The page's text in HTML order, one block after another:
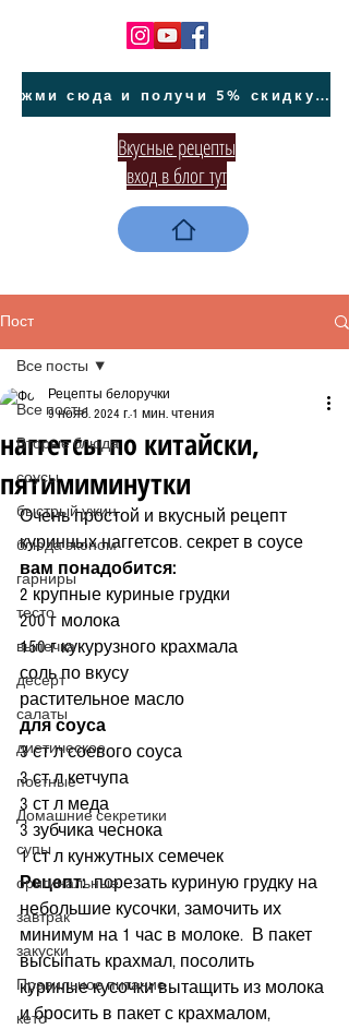
жми сюда и получи 5% скидку на покупку авто на Кипре и автообслуживание
Вкусные рецепты
вход в блог тут
Пост
Все посты
Вторые блюда
соусы
быстрый ужин
блюда эконом
гарниры
тесто
выпечка
десерт
салаты
диетическое
постные
Домашние секретики
супы
оригинальные
завтрак
закуски
Правильное питание
кето
Все посты
наггетсы по китайски,
пятимиминутки
Рецепты белоручки
9 нояб. 2024 г. 1 мин. чтения
Очень простой и вкусный рецепт
куринных наггетсов. секрет в соусе
вам понадобится:
2 крупные куриные грудки
200 г молока
150 г кукурузного крахмала
соль по вкусу
растительное масло
для соуса
3 ст л соевого соуса
3 ст л кетчупа
3 ст л меда
3 зубчика чеснока
1 ст л кунжутных семечек
Рецепт: порезать куриную грудку на
небольшие кусочки, замочить их
минимум на 1 час в молоке.  В пакет
высыпать крахмал, посолить
куриные кусочки вытащить из молока
и бросить в пакет с крахмалом,